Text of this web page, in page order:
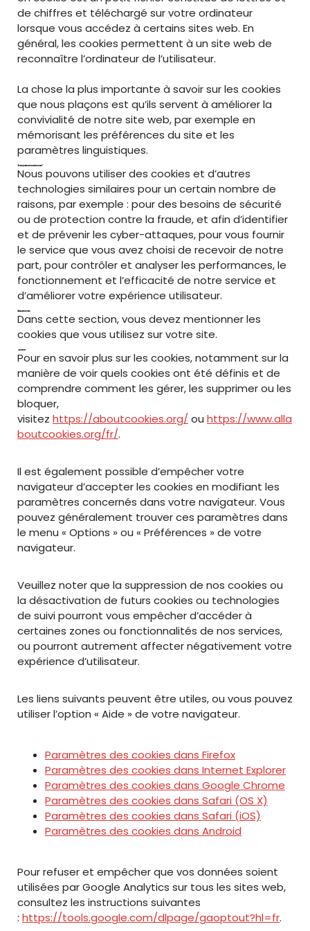
de chiffres et téléchargé sur votre ordinateur
lorsque vous accédez à certains sites web. En
général, les cookies permettent à un site web de
reconnaître l’ordinateur de l’utilisateur.
La chose la plus importante à savoir sur les cookies
que nous plaçons est qu’ils servent à améliorer la
convivialité de notre site web, par exemple en
mémorisant les préférences du site et les
paramètres linguistiques.
2. POURQUOI UTILISONS-NOUS DES COOKIES ?
Nous pouvons utiliser des cookies et d’autres
technologies similaires pour un certain nombre de
raisons, par exemple : pour des besoins de sécurité
ou de protection contre la fraude, et afin d’identifier
et de prévenir les cyber-attaques, pour vous fournir
le service que vous avez choisi de recevoir de notre
part, pour contrôler et analyser les performances, le
fonctionnement et l’efficacité de notre service et
d’améliorer votre expérience utilisateur.
3. TABLEAU DES COOKIES :
Dans cette section, vous devez mentionner les
cookies que vous utilisez sur votre site.
4. VOS CHOIX :
Pour en savoir plus sur les cookies, notamment sur la
manière de voir quels cookies ont été définis et de
comprendre comment les gérer, les supprimer ou les
bloquer,
visitez https://aboutcookies.org/ ou https://www.alla
boutcookies.org/fr/.
Il est également possible d’empêcher votre
navigateur d’accepter les cookies en modifiant les
paramètres concernés dans votre navigateur. Vous
pouvez généralement trouver ces paramètres dans
le menu « Options » ou « Préférences » de votre
navigateur.
Veuillez noter que la suppression de nos cookies ou
la désactivation de futurs cookies ou technologies
de suivi pourront vous empêcher d’accéder à
certaines zones ou fonctionnalités de nos services,
ou pourront autrement affecter négativement votre
expérience d’utilisateur.
Les liens suivants peuvent être utiles, ou vous pouvez
utiliser l’option « Aide » de votre navigateur.
Paramètres des cookies dans Firefox
Paramètres des cookies dans Internet Explorer
Paramètres des cookies dans Google Chrome
Paramètres des cookies dans Safari (OS X)
Paramètres des cookies dans Safari (iOS)
Paramètres des cookies dans Android
Pour refuser et empêcher que vos données soient
utilisées par Google Analytics sur tous les sites web,
consultez les instructions suivantes
: https://tools.google.com/dlpage/gaoptout?hl=fr.